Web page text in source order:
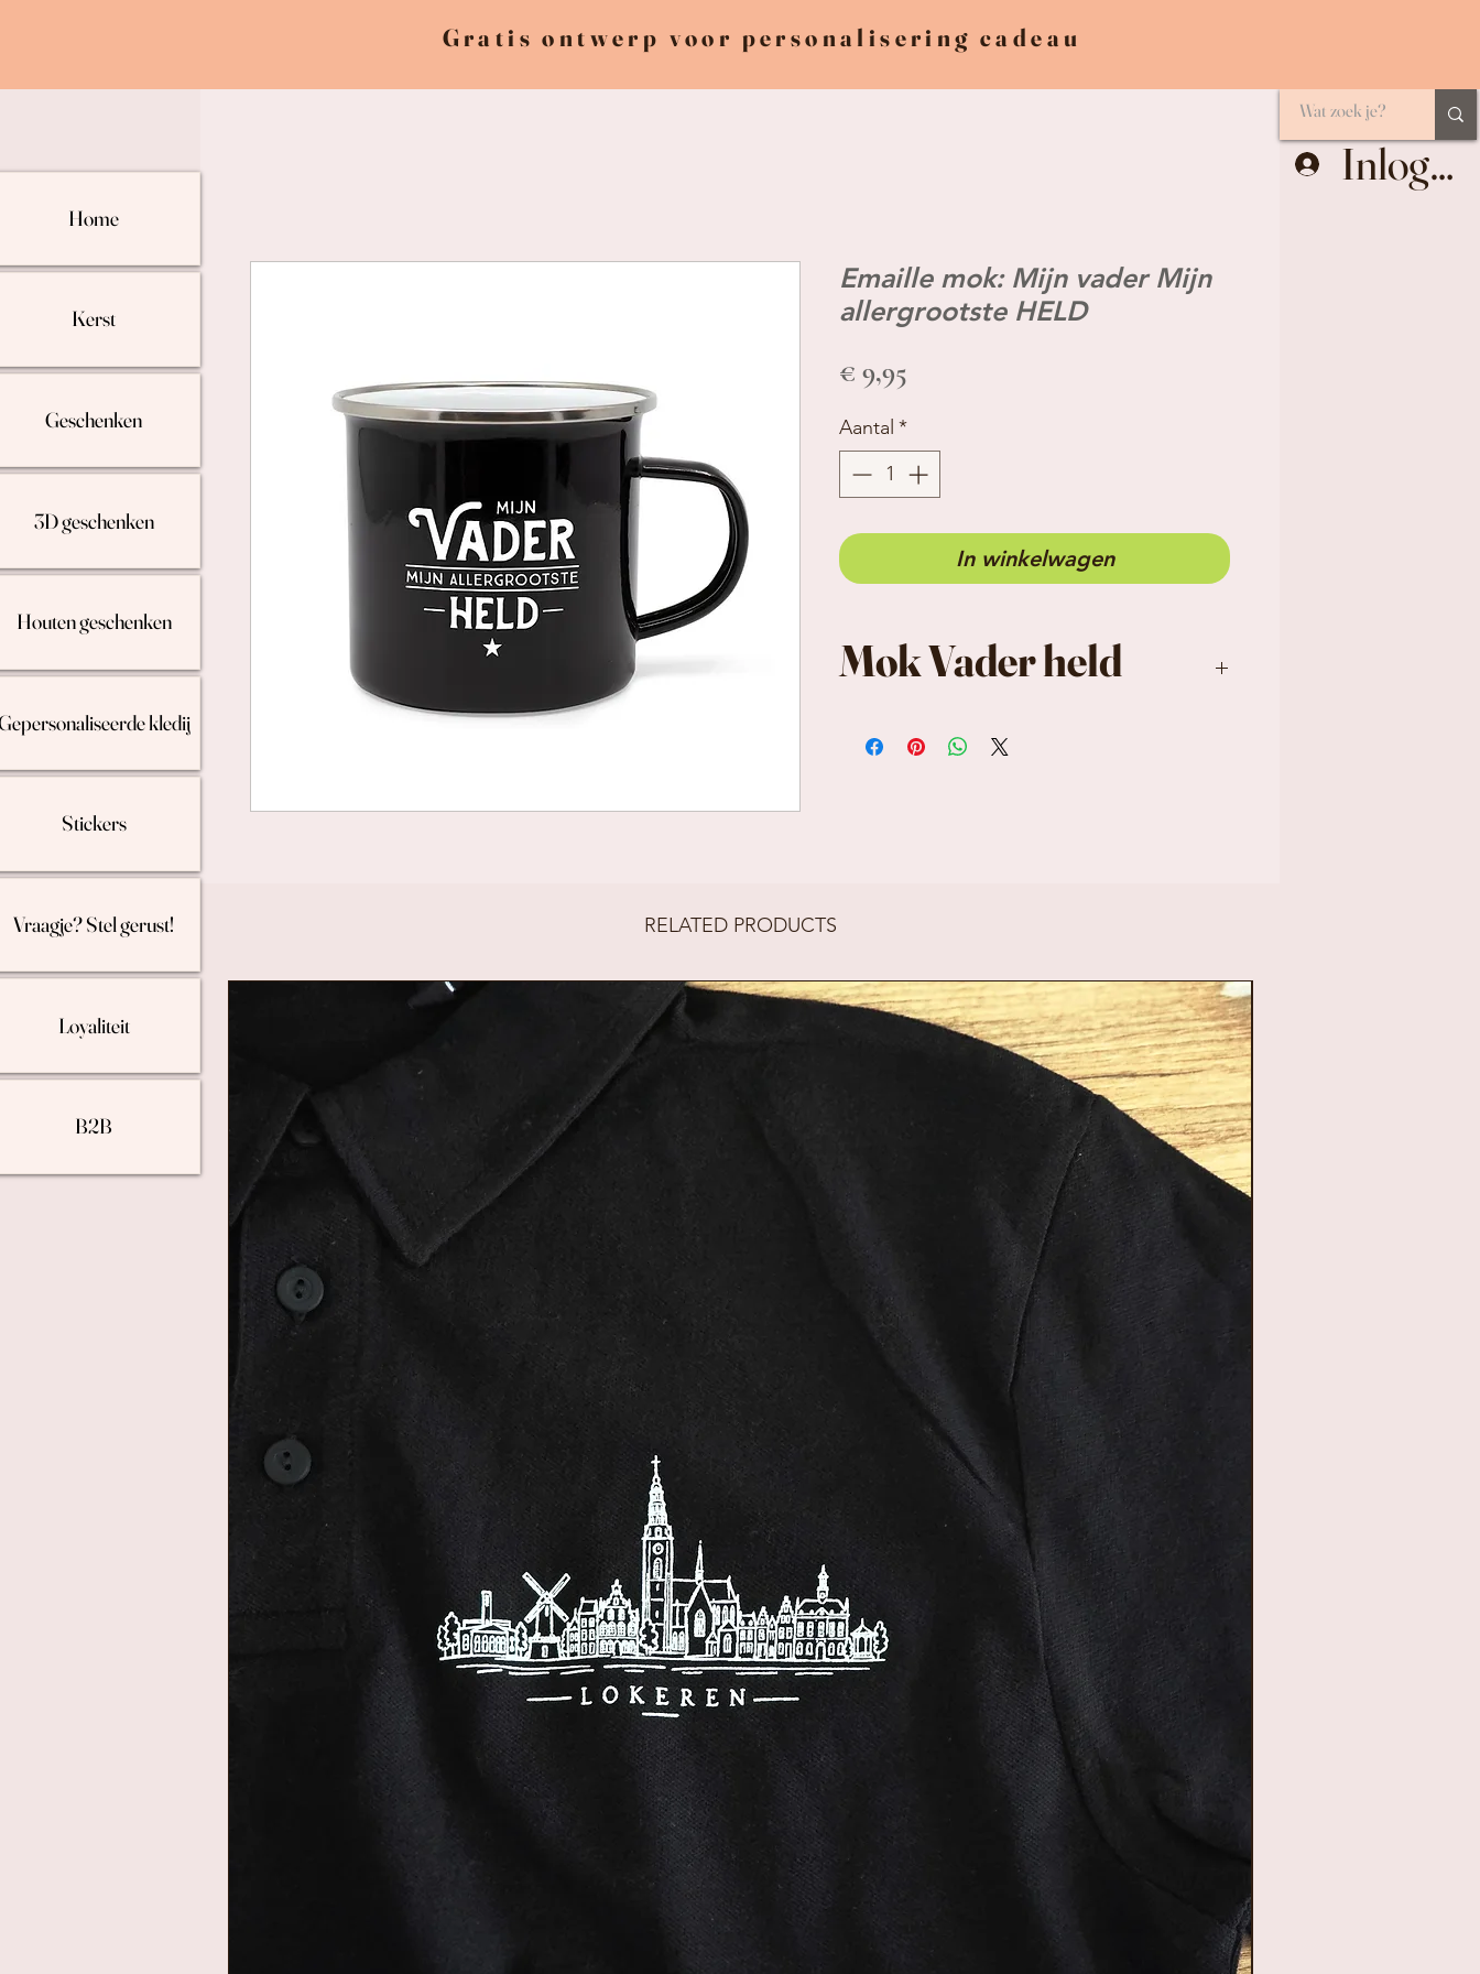
Gratis ontwerp voor personalisering cadeau
Emaille mok: Mijn vader Mijn
allergrootste HELD
€ 9,95
Aantal *
In winkelwagen
Mok Vader held
emaille mok, plaatstaal met een
RELATED PRODUCTS
Home
Kerst
Geschenken
3D geschenken
Houten geschenken
kledij
Stickers
Vraagje? Stel gerust!
Loyaliteit
B2B